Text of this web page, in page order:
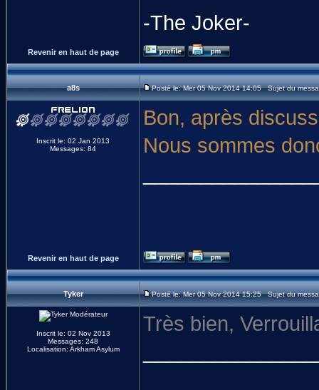
-The Joker-
Revenir en haut de page
a8s Posté le: Mer 05 Nov 2014 14:05 Sujet du
Inscrit le: 02 Jan 2013
Messages: 84
Bon, après
Nous sommes
Revenir en haut de page
Tyker Posté le: Mer 05 Nov 2014 15:25 Sujet du
Inscrit le: 02 Nov 2013
Messages: 248
Localisation: Arkham Asylum
Très bien,